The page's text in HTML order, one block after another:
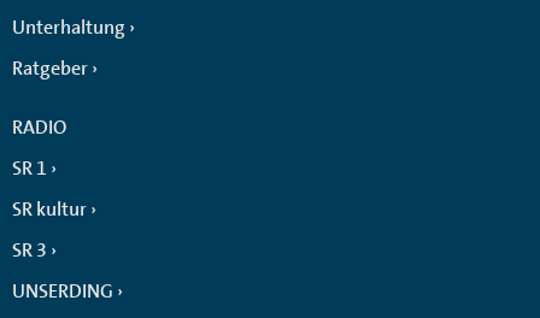
Unterhaltung
Ratgeber
RADIO
SR 1
SR kultur
SR 3
UNSERDING